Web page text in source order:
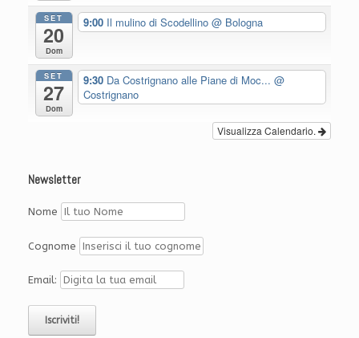
SET
20
Dom
9:00 Il mulino di Scodellino @ Bologna
SET
27
Dom
9:30 Da Costrignano alle Piane di Moc... @
Costrignano
Visualizza Calendario.
Newsletter
Nome
Cognome
Email: